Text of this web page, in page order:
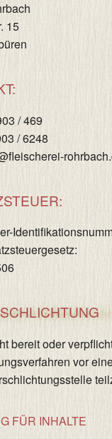
15
/ 469
/ 6248
bereit oder
vor
FÜR INHALTE